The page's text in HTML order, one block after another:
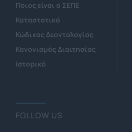
Ποιος είναι ο ΣΕΠΕ
Καταστατικό
Κώδικας Δεοντολογίας
Κανονισμός Διαιτησίας
Ιστορικό
FOLLOW US